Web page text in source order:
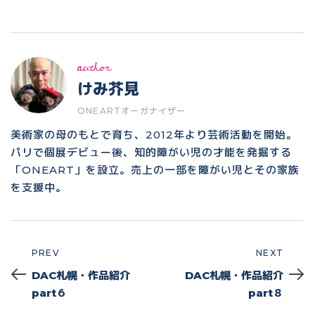
author
けみ芥見
ONEARTオーガナイザー
美術家の母のもとで育ち、2012年より芸術活動を開始。
パリで個展デビュー後、知的障がい児の才能を発掘する
「ONEART」を設立。売上の一部を障がい児とその家族
を支援中。
Prev
PREV
DAC札幌・作品紹介
part６
NEXT
DAC札幌・作品紹介
part８